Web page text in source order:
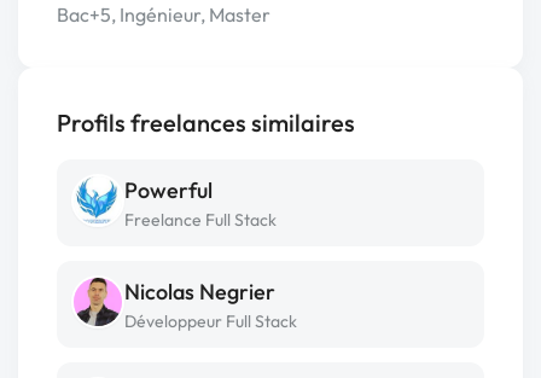
Bac+5, Ingénieur, Master
Profils freelances similaires
Powerful
Freelance Full Stack
Nicolas Negrier
Développeur Full Stack